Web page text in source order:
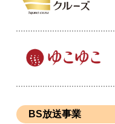
BS放送事業